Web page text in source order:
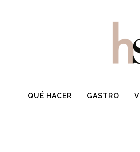
QUÉ HACER GASTRO